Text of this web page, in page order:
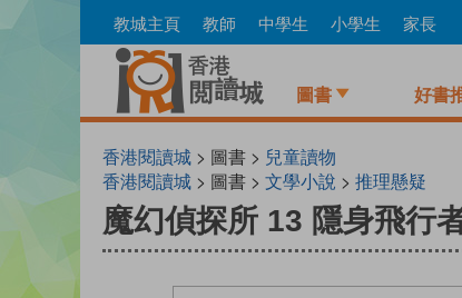
to
教城主頁 教師 中學生 小學生 家長
圖書 好書
香港閱讀城 > 圖書 > 兒童讀物
香港閱讀城 > 圖書 > 文學小說 > 推理懸疑
魔幻偵探所 13 隱身飛行